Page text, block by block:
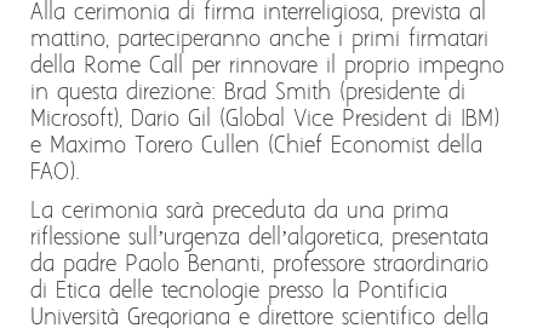
Alla cerimonia di firma interreligiosa, prevista al
mattino, parteciperanno anche i primi firmatari
della Rome Call per rinnovare il proprio impegno
in questa direzione: Brad Smith (presidente di
Microsoft), Dario Gil (Global Vice President di IBM)
e Maximo Torero Cullen (Chief Economist della
FAO).
La cerimonia sarà preceduta da una prima
riflessione sull’urgenza dell’algoretica, presentata
da padre Paolo Benanti, professore straordinario
di Etica delle tecnologie presso la Pontificia
Università Gregoriana e direttore scientifico della